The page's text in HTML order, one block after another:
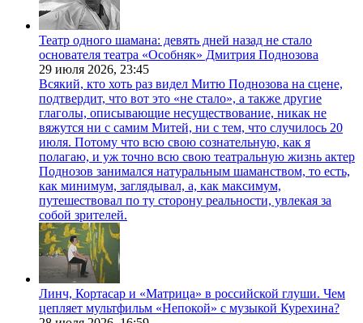
Театр одного шамана: девять дней назад не стало
основателя театра «Особняк» Дмитрия Поднозова
29 июля 2026, 23:45
Всякий, кто хоть раз видел Митю Поднозова на сцене,
подтвердит, что вот это «не стало», а также другие
глаголы, описывающие несуществование, никак не
вяжутся ни с самим Митей, ни с тем, что случилось 20
июля. Потому что всю свою сознательную, как я
полагаю, и уж точно всю свою театральную жизнь актер
Поднозов занимался натуральным шаманством, то есть,
как минимум, заглядывал, а, как максимум,
путешествовал по ту сторону реальности, увлекая за
собой зрителей.
Линч, Кортасар и «Матрица» в российской глуши. Чем
цепляет мультфильм «Непокой» с музыкой Курехина?